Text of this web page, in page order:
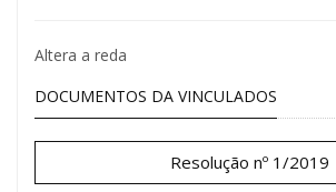
Altera a reda
DOCUMENTOS DA VINCULADOS
Resolução nº 1/2019